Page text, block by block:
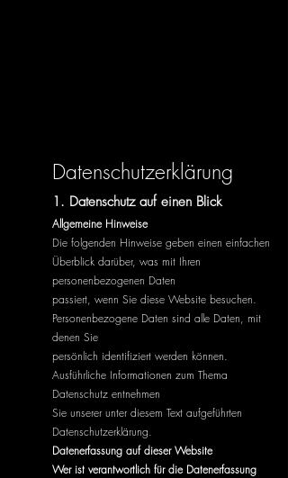
Datenschutzerklärung
1. Datenschutz auf einen Blick
Allgemeine Hinweise
Die folgenden Hinweise geben einen einfachen
Überblick darüber, was mit Ihren
personenbezogenen Daten
passiert, wenn Sie diese Website besuchen.
Personenbezogene Daten sind alle Daten, mit
denen Sie
persönlich identifiziert werden können.
Ausführliche Informationen zum Thema
Datenschutz entnehmen
Sie unserer unter diesem Text aufgeführten
Datenschutzerklärung.
Datenerfassung auf dieser Website
Wer ist verantwortlich für die Datenerfassung